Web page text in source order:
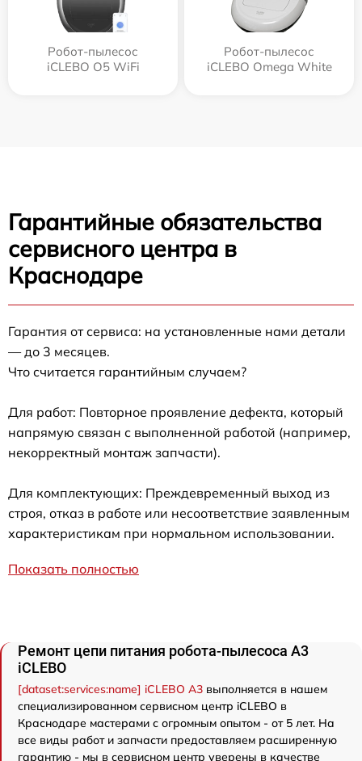
Робот-пылесос
iCLEBO O5 WiFi
Робот-пылесос
iCLEBO Omega White
Гарантийные обязательства
сервисного центра в
Краснодаре
Гарантия от сервиса: на установленные нами детали
— до 3 месяцев.
Что считается гарантийным случаем?
Для работ: Повторное проявление дефекта, который
напрямую связан с выполненной работой (например,
некорректный монтаж запчасти).
Для комплектующих: Преждевременный выход из
строя, отказ в работе или несоответствие заявленным
характеристикам при нормальном использовании.
Показать полностью
Ремонт цепи питания робота-пылесоса A3
iCLEBO
[dataset:services:name] iCLEBO A3 выполняется в нашем
специализированном сервисном центр iCLEBO в
Краснодаре мастерами с огромным опытом - от 5 лет. На
все виды работ и запчасти предоставляем расширенную
гарантию - мы в сервисном центр уверены в качестве